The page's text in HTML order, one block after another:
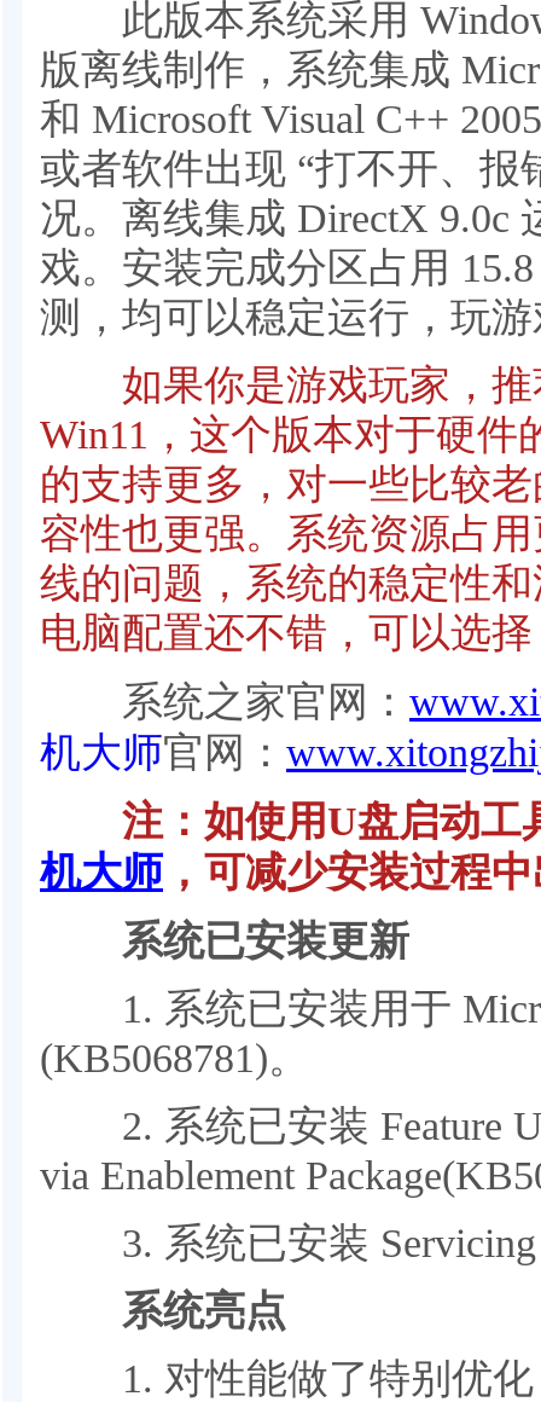
此版本系统采用
版离线制作，系统集成
和 Microsoft Visual C++
或者软件出现 “打不开、报
况。离线集成 DirectX 9.0c
戏。安装完成分区占用
测，均可以稳定运行，玩
如果你是游戏玩家，推
Win11，这个版本对于硬
的支持更多，对一些比较
容性也更强。系统资源占
线的问题，系统的稳定性
电脑配置还不错，可以选
系统之家官网：
机大师官网：
注：如使用U盘启动工
机大师 ，可减少安装过程
系统已安装更新
1. 系统已安装用于
(KB5068781)。
2. 系统已安装 Feature
via Enablement
3. 系统已安装 Servicing
系统亮点
1. 对性能做了特别优化